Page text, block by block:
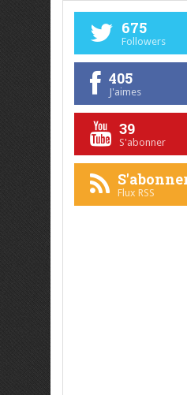
675
Followers
405
J'aimes
39
S'abonner
Flux RSS